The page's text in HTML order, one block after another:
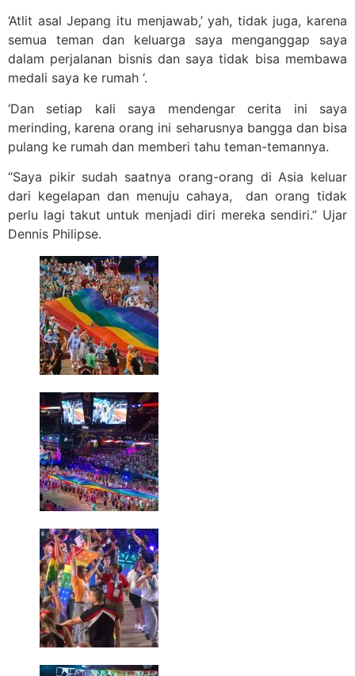
‘Atlit asal Jepang itu menjawab,’ yah, tidak juga, karena
semua teman dan keluarga saya menganggap saya
dalam perjalanan bisnis dan saya tidak bisa membawa
medali saya ke rumah ‘.
‘Dan setiap kali saya mendengar cerita ini saya
merinding, karena orang ini seharusnya bangga dan bisa
pulang ke rumah dan memberi tahu teman-temannya.
“Saya pikir sudah saatnya orang-orang di Asia keluar
dari kegelapan dan menuju cahaya, dan orang tidak
perlu lagi takut untuk menjadi diri mereka sendiri.” Ujar
Dennis Philipse.